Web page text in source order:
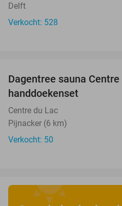
Delft
Verkocht: 528
Dagentree sauna
handdoekenset
Centre du Lac
Pijnacker (6 km)
Verkocht: 50